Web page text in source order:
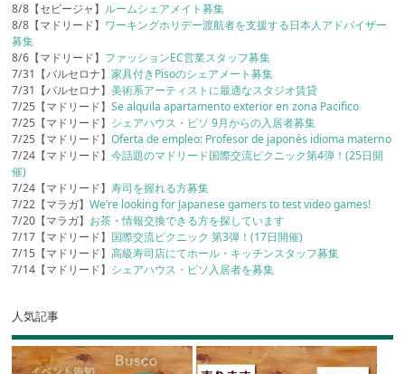
8/8【セビージャ】ルームシェアメイト募集
8/8【マドリード】 ワーキングホリデー渡航者を支援する日本人アドバイザー
募集
8/6【マドリード】 ファッションEC営業スタッフ募集
7/31【バルセロナ】家具付きPisoのシェアメート募集
7/31【バルセロナ】美術系アーティストに最適なスタジオ賃貸
7/25【マドリード】Se alquila apartamento exterior en zona Pacifico
7/25【マドリード】 シェアハウス・ピソ 9月からの入居者募集
7/25【マドリード】Oferta de empleo: Profesor de japonés idioma materno
7/24【マドリード】今話題のマドリード国際交流ピクニック第4弾！(25日開
催)
7/24【マドリード】寿司を握れる方募集
7/22【マラガ】We’re looking for Japanese gamers to test video games!
7/20【マラガ】 お茶・情報交換できる方を探しています
7/17【マドリード】 国際交流ピクニック 第3弾！(17日開催)
7/15【マドリード】高級寿司店にてホール・キッチンスタッフ募集
7/14【マドリード】 シェアハウス・ピソ入居者を募集
人気記事